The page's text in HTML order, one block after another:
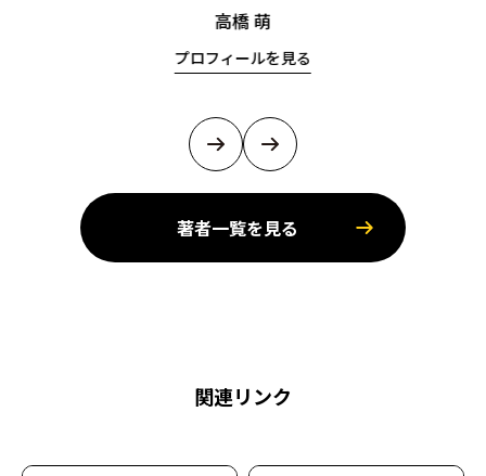
高橋 萌
プロフィールを見る
著者一覧を見る
関連リンク